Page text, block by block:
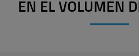
EN EL VOLUMEN